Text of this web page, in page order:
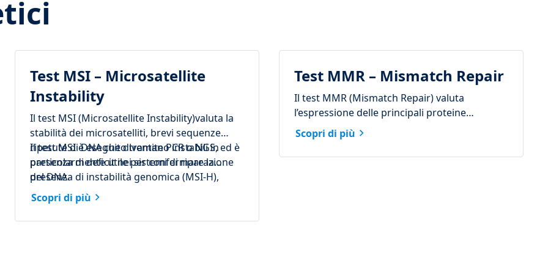
Test MSI – Microsatellite
Instability
Il test MSI (Microsatellite Instability)valuta la
stabilità dei microsatelliti, brevi sequenze
ripetute di DNA che diventano instabili in
presenza di deﬁcit nei sistemi di riparazione
del DNA.
Il test MSI è eseguito tramite PCR o NGS, ed è
particolarmente utile per confermare la
presenza di instabilità genomica (MSI-H),
spesso associata a tumori con deﬁcit MMR
(dMMR).
Scopri di più
Test MMR – Mismatch Repair
Il test MMR (Mismatch Repair) valuta
l’espressione delle principali proteine
coinvolte nei meccanismi di riparazione degli
errori di replicazione del DNA, fondamentali
per mantenere la stabilità genomica.
Scopri di più